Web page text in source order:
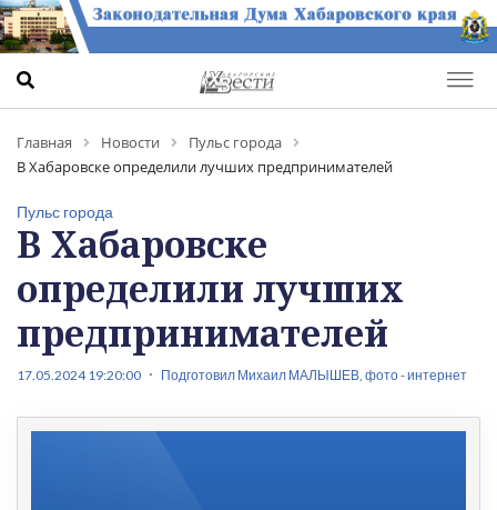
Главная Новости
Пульс города
В Хабаровске определили лучших предпринимателей
Пульс города
В Хабаровске
определили лучших
предпринимателей
17.05.2024 19:20:00 Подготовил Михаил МАЛЫШЕВ, фото - интернет